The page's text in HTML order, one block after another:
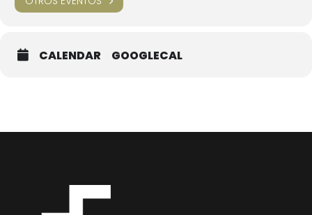
Pièce symphonique – Henriette Renié
CALENDAR GOOGLECAL